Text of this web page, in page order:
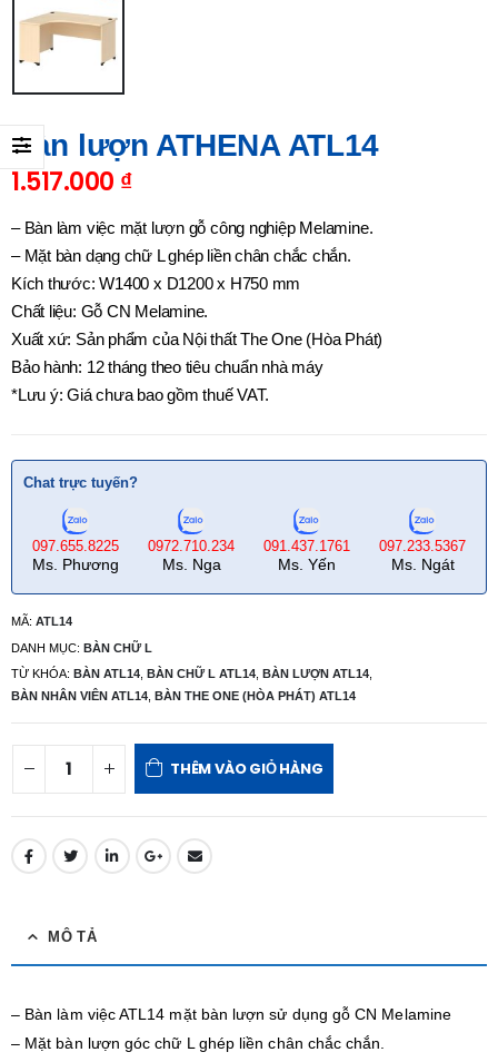
Bàn lượn ATHENA ATL14
1.517.000 ₫
– Bàn làm việc mặt lượn gỗ công nghiệp Melamine.
– Mặt bàn dạng chữ L ghép liền chân chắc chắn.
Kích thước: W1400 x D1200 x H750 mm
Chất liệu: Gỗ CN Melamine.
Xuất xứ: Sản phẩm của Nội thất The One (Hòa Phát)
Bảo hành: 12 tháng theo tiêu chuẩn nhà máy
*Lưu ý: Giá chưa bao gồm thuế VAT.
Chat trực tuyến?
097.655.8225
Ms. Phương
0972.710.234
Ms. Nga
091.437.1761
Ms. Yến
097.233.5367
Ms. Ngát
MÃ: ATL14
DANH MỤC: BÀN CHỮ L
TỪ KHÓA: BÀN ATL14 BÀN CHỮ L ATL14 BÀN LƯỢN ATL14
BÀN NHÂN VIÊN ATL14
BÀN THE ONE (HÒA PHÁT) ATL14
THÊM VÀO GIỎ HÀNG
MÔ TẢ
– Bàn làm việc ATL14 mặt bàn lượn sử dụng gỗ CN Melamine
– Mặt bàn lượn góc chữ L ghép liền chân chắc chắn.